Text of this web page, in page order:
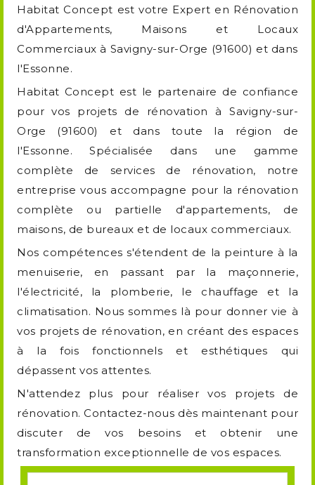
Habitat Concept est votre Expert en Rénovation
d'Appartements, Maisons et Locaux
Commerciaux à Savigny-sur-Orge (91600) et dans
l'Essonne.
Habitat Concept est le partenaire de confiance
pour vos projets de rénovation à Savigny-sur-
Orge (91600) et dans toute la région de
l'Essonne. Spécialisée dans une gamme
complète de services de rénovation, notre
entreprise vous accompagne pour la rénovation
complète ou partielle d'appartements, de
maisons, de bureaux et de locaux commerciaux.
Nos compétences s'étendent de la peinture à la
menuiserie, en passant par la maçonnerie,
l'électricité, la plomberie, le chauffage et la
climatisation. Nous sommes là pour donner vie à
vos projets de rénovation, en créant des espaces
à la fois fonctionnels et esthétiques qui
dépassent vos attentes.
N'attendez plus pour réaliser vos projets de
rénovation. Contactez-nous dès maintenant pour
discuter de vos besoins et obtenir une
transformation exceptionnelle de vos espaces.